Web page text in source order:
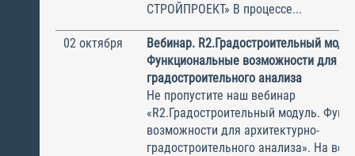
СТРОЙПРОЕКТ» В процессе...
02 октября
Вебинар. R2.Градостроительный
Функциональные возможности для
градостроительного анализа
Не пропустите наш вебинар
«‎R2.Градостроительный модуль.
возможности для архитектурно-
градостроительного анализа». На